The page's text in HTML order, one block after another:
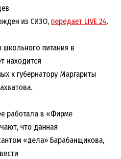
из СИЗО, передает LIVE 24.
питания в
находится
к губернатору Маргариты
работала в «Фирме
что данная
«дела» Барабанщикова,